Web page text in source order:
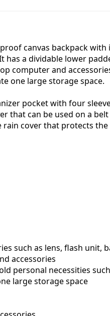
canvas backpack
a dividable lower
computer and
one large storage space.
pocket with four
that can be used on a
cover that protects
such as lens, flash unit,
accessories
personal necessities
large storage space